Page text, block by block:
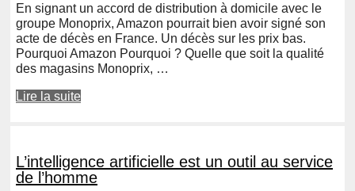
En signant un accord de distribution à domicile avec le
groupe Monoprix, Amazon pourrait bien avoir signé son
acte de décès en France. Un décès sur les prix bas.
Pourquoi Amazon Pourquoi ? Quelle que soit la qualité
des magasins Monoprix, …
Lire la suite
L’intelligence artificielle est un outil au service
de l’homme